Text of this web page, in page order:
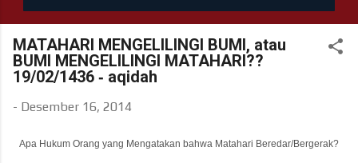
MATAHARI MENGELILINGI BUMI, atau
BUMI MENGELILINGI MATAHARI??
19/02/1436 ‐ aqidah
- Desember 16, 2014
Apa Hukum Orang yang Mengatakan bahwa Matahari Beredar/Bergerak?